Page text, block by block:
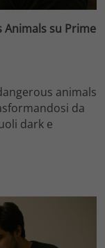
Animals su Prime
animals
da
dark e